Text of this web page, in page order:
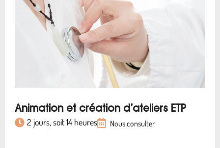
Animation et création d’ateliers ETP
2 jours, soit 14 heures Nous consulter